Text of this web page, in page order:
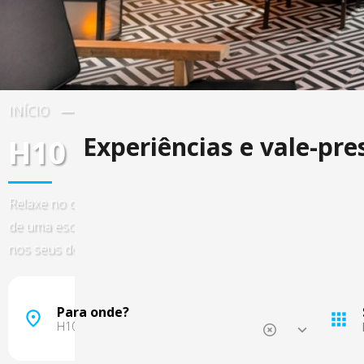
INÍCIO
H10 Metropolitan
Relaxe no coração de Barcelona, no hotel Metropolitan 4*
de uma escapadela inesquecível perto da Plaza Catalunya.
nos seus dois terraços com piscina e boas vistas.
Barcelona, Espanha
Madrid, Espanha
Para onde?
Experiências e vale-